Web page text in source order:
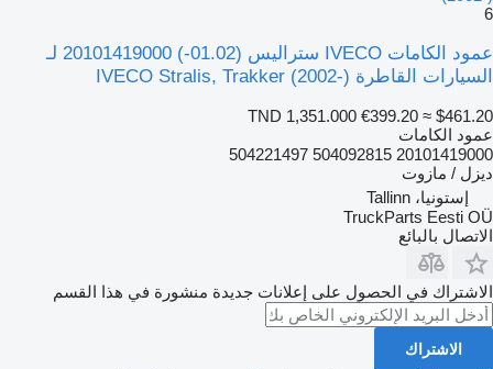
6
عمود الكامات IVECO ستراليس (01.02-) 20101419000 لـ
السيارات القاطرة IVECO Stralis, Trakker (2002-)
TND 1,351.000 €399.20 ≈ $461.20
عمود الكامات
20101419000 504092815 504221497
ديزل / مازوت
إستونيا، Tallinn
TruckParts Eesti OÜ
الاتصال بالبائع
الاشتراك في الحصول على إعلانات جديدة منشورة في هذا القسم
الاشتراك